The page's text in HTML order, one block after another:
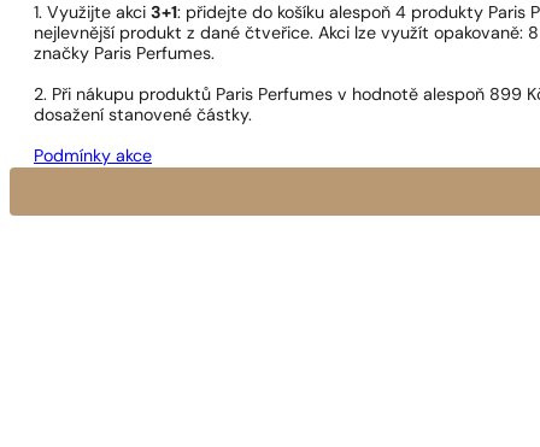
1. Využijte akci 3+1: přidejte do košíku alespoň 4 produkty
nejlevnější produkt z dané čtveřice. Akci lze využít opakovaně:
značky Paris Perfumes.
2. Při nákupu produktů Paris Perfumes v hodnotě alespoň
dosažení stanovené částky.
Podmínky akce